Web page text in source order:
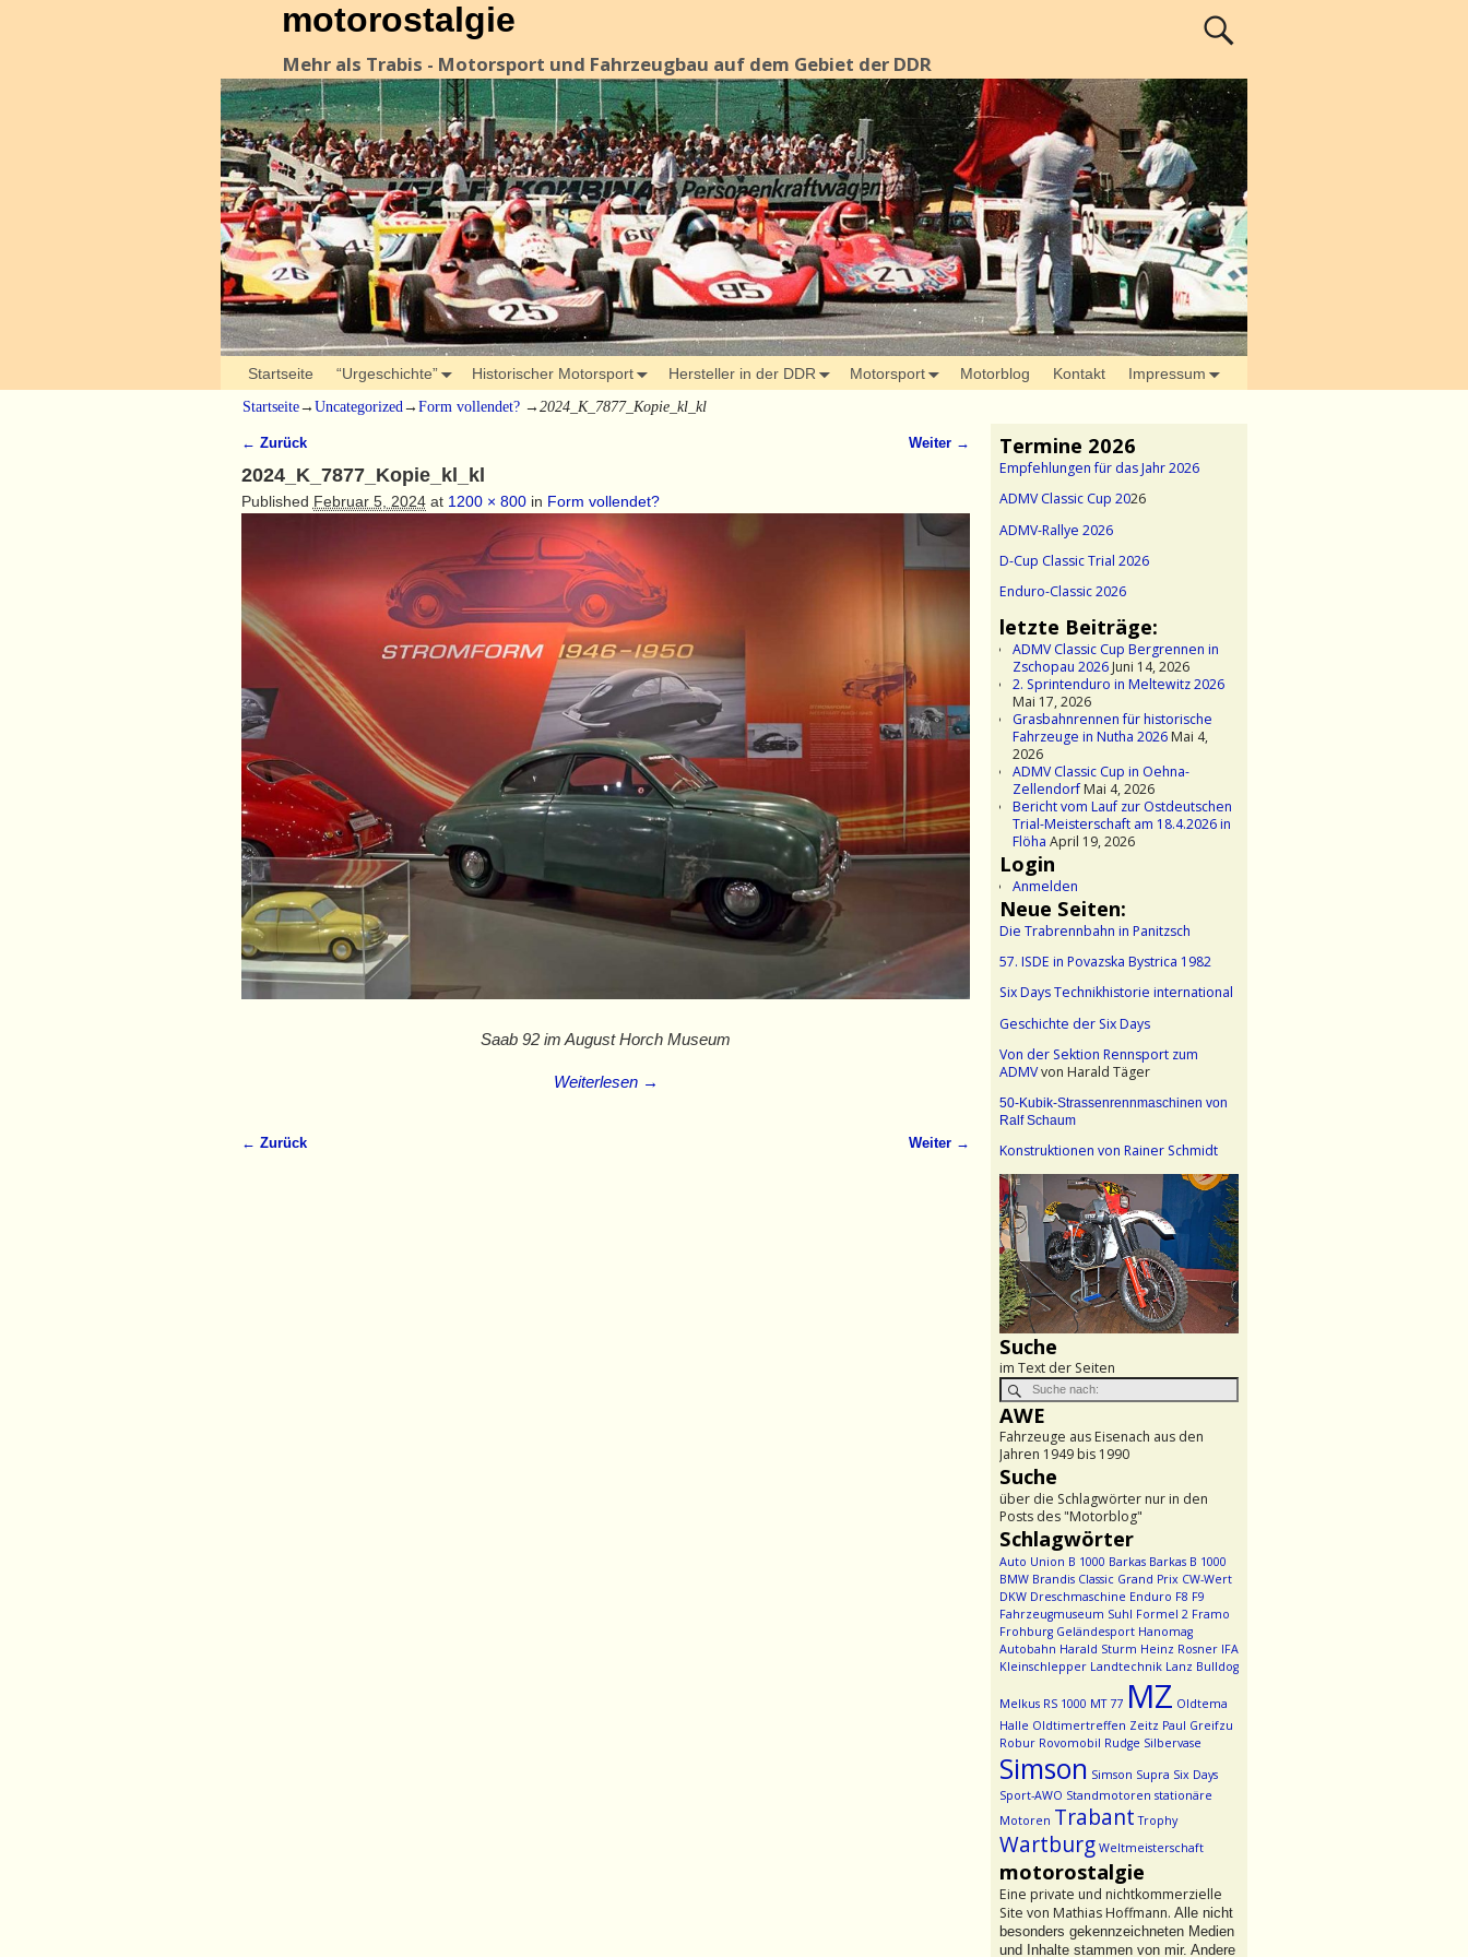
motorostalgie
Mehr als Trabis - Motorsport und Fahrzeugbau auf dem Gebiet der DDR
Startseite “Urgeschichte” Historischer Motorsport Hersteller in der DDR Motorsport Motorblog Kontakt Impressum
Startseite→ Uncategorized→ Form vollendet? → 2024_K_7877_Kopie_kl_kl
← Zurück Weiter →
2024_K_7877_Kopie_kl_kl
Published Februar 5, 2024at 1200 × 800in Form vollendet?
Saab 92 im August Horch Museum
Weiterlesen →
← Zurück Weiter →
Termine 2026
Empfehlungen für das Jahr 2026
ADMV Classic Cup 2026
ADMV-Rallye 2026
D-Cup Classic Trial 2026
Enduro-Classic 2026
letzte Beiträge:
ADMV Classic Cup Bergrennen in
Zschopau 2026Juni 14, 2026
2. Sprintenduro in Meltewitz 2026
Mai 17, 2026
Grasbahnrennen für historische
Fahrzeuge in Nutha 2026Mai 4,
2026
ADMV Classic Cup in Oehna-
ZellendorfMai 4, 2026
Bericht vom Lauf zur Ostdeutschen
Trial-Meisterschaft am 18.4.2026 in
Flöha April 19, 2026
Login
Anmelden
Neue Seiten:
Die Trabrennbahn in Panitzsch
57. ISDE in Povazska Bystrica 1982
Six Days Technikhistorie international
Geschichte der Six Days
Von der Sektion Rennsport zum
ADMVvon Harald Täger
50-Kubik-Strassenrennmaschinen von
Ralf Schaum
Konstruktionen von Rainer Schmidt
Suche
im Text der Seiten
AWE
Fahrzeuge aus Eisenach aus den
Jahren 1949 bis 1990
Suche
über die Schlagwörter nur in den
Posts des "Motorblog"
Schlagwörter
Auto Union B 1000 Barkas Barkas B 1000
BMW Brandis Classic Grand Prix CW-Wert
DKW Dreschmaschine Enduro F8 F9
Fahrzeugmuseum Suhl Formel 2 Framo
Frohburg Geländesport Hanomag
Autobahn Harald Sturm Heinz Rosner IFA
Kleinschlepper Landtechnik Lanz Bulldog
Melkus RS 1000 MT 77 MZ Oldtema
Halle Oldtimertreffen Zeitz Paul Greifzu
Robur Rovomobil Rudge Silbervase
Simson Simson Supra Six Days
Sport-AWO Standmotoren stationäre
Motoren Trabant Trophy
Wartburg Weltmeisterschaft
motorostalgie
Eine private und nichtkommerzielle
Site von Mathias Hoffmann. Alle nicht
besonders gekennzeichneten Medien
und Inhalte stammen von mir. Andere